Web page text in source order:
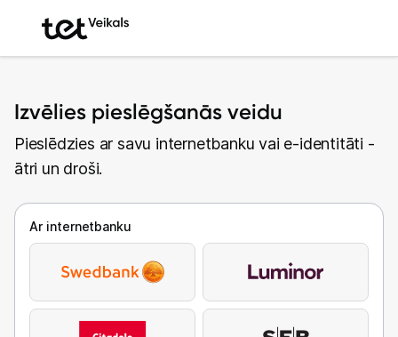
Izvēlies pieslēgšanās veidu
Pieslēdzies ar savu internetbanku vai e-identitāti -
ātri un droši.
Ar internetbanku